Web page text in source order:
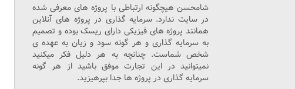
شامحسن هیچگونه ارتباطی با پروژه های معرفی شده
در سایت ندارد. سرمایه گذاری در پروژه های آنلاین
همانند پروژه های فیزیکی دارای ریسک بوده و تصمیم
به سرمایه گذاری و هر گونه سود و زیان به عهده ی
شخص شماست. چنانچه به هر دلیل فکر میکنید
نمیتوانید در این تجارت موفق باشید از هر گونه
سرمایه گذاری در پروژه ها جدا بپرهیزید.